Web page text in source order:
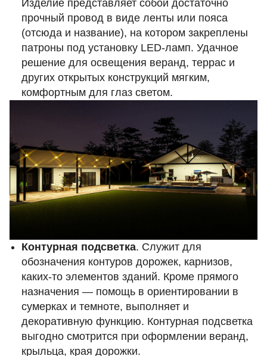
Изделие представляет собой достаточно
прочный провод в виде ленты или пояса
(отсюда и название), на котором закреплены
патроны под установку LED-ламп. Удачное
решение для освещения веранд, террас и
других открытых конструкций мягким,
комфортным для глаз светом.
Контурная подсветка. Служит для
обозначения контуров дорожек, карнизов,
каких-то элементов зданий. Кроме прямого
назначения — помощь в ориентировании в
сумерках и темноте, выполняет и
декоративную функцию. Контурная подсветка
выгодно смотрится при оформлении веранд,
крыльца, края дорожки.